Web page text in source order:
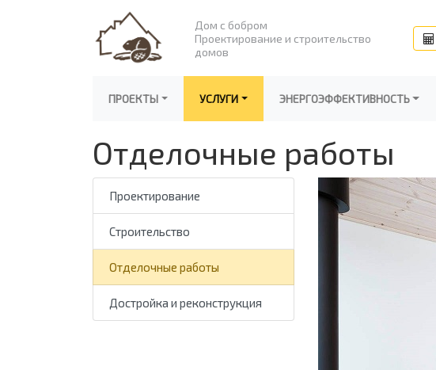
Дом с бобром
Проектирование и строительство
домов
ПРОЕКТЫ УСЛУГИ ЭНЕРГОЭФФЕКТИВНОСТЬ
Отделочные работы
Проектирование
Строительство
Отделочные работы
Достройка и реконструкция